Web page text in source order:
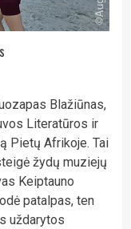
Blažiūnas,
Literatūros ir
Pietų Afrikoje. Tai
žydų muziejų
Keiptauno
patalpas, ten
uždarytos